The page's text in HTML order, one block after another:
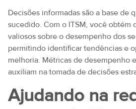
Decisões informadas são a base de
sucedido. Com o ITSM, você obtém
valiosos sobre o desempenho dos
permitindo identificar tendências e
melhoria. Métricas de desempenho
auxiliam na tomada de decisões
Ajudando na